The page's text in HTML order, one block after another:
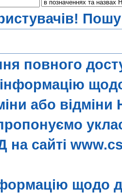
повного
або
на сайті
щодо